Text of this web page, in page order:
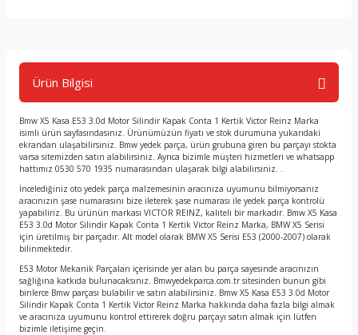
Ürün Bilgisi
Bmw X5 Kasa E53 3.0d Motor Silindir Kapak Conta 1 Kertik Victor Reinz Marka
isimli ürün sayfasındasınız. Ürünümüzün fiyatı ve stok durumuna yukarıdaki
ekrandan ulaşabilirsiniz. Bmw yedek parça, ürün grubuna giren bu parçayı stokta
varsa sitemizden satın alabilirsiniz. Ayrıca bizimle müşteri hizmetleri ve whatsapp
hattımız 0530 570 1935 numarasından ulaşarak bilgi alabilirsiniz. .
İncelediğiniz oto yedek parça malzemesinin aracınıza uyumunu bilmiyorsanız
aracınızın şase numarasını bize ileterek şase numarası ile yedek parça kontrolü
yapabiliriz. Bu ürünün markası VICTOR REINZ, kaliteli bir markadır. Bmw X5 Kasa
E53 3.0d Motor Silindir Kapak Conta 1 Kertik Victor Reinz Marka, BMW X5 Serisi
için üretilmiş bir parçadır. Alt model olarak BMW X5 Serisi E53 (2000-2007) olarak
bilinmektedir.
E53 Motor Mekanik Parçaları içerisinde yer alan bu parça sayesinde aracınızın
sağlığına katkıda bulunacaksınız. Bmwyedekparca.com.tr sitesinden bunun gibi
binlerce Bmw parçası bulabilir ve satın alabilirsiniz. Bmw X5 Kasa E53 3.0d Motor
Silindir Kapak Conta 1 Kertik Victor Reinz Marka hakkında daha fazla bilgi almak
ve aracınıza uyumunu kontrol ettirerek doğru parçayı satın almak için lütfen
bizimle iletişime geçin.